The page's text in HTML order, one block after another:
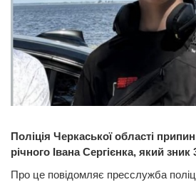
Поліція Черкаської області
річного Івана Сергієнка, який
Про це повідомляє пресслужба